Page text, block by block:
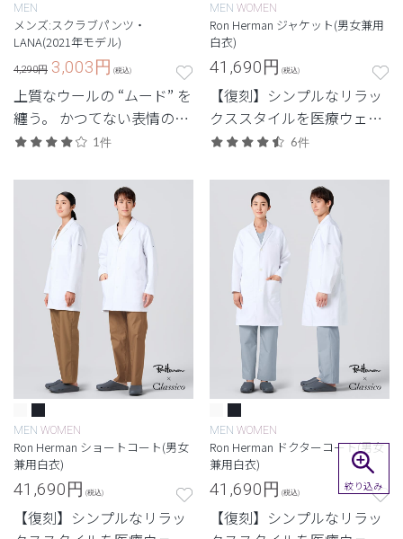
MEN
メンズ:スクラブパンツ・
LANA(2021年モデル)
4,290円 3,003円 (税込)
上質なウールの “ムード” を
纏う。 かつてない表情のメ
ンズパンツ。1件
MEN WOMEN
Ron Herman ジャケット(男女兼用
白衣)
41,690円 (税込)
【復刻】シンプルなリラッ
クススタイルを医療ウェア
に落とし込んだロンハーマ
ュアルさと品格を両立させ
たジャケット白衣。
6件
MEN WOMEN
Ron Herman ショートコート(男女
兼用白衣)
41,690円 (税込)
【復刻】シンプルなリラッ
MEN WOMEN
Ron Herman ドクターコート(男女
兼用白衣)
41,690円 (税込)
【復刻】シンプルなリラッ
絞り込み